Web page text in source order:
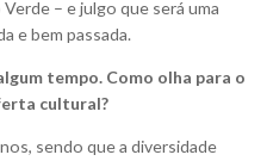
– e julgo que será uma
e bem passada.
tempo. Como olha para o
cultural?
sendo que a diversidade